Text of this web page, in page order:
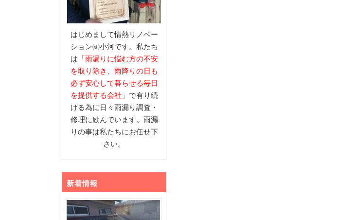
はじめまして情熱リノベー
ション㈱小河です。私たち
は 「雨漏りに悩む方の不安
を取り除き、雨降りの日も
必ず安心して暮らせる毎日
を提供する会社」 で有り続
ける為に日々雨漏り調査・
修理に励んでいます。雨漏
りの事は私たちにお任せ下
さい。
新着情報